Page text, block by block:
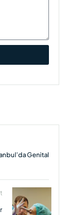
Genital